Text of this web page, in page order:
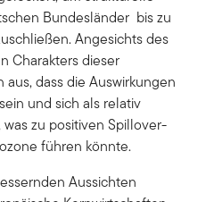
Bundesländer bis zu
Angesichts des
Charakters dieser
dass die Auswirkungen
und sich als relativ
zu positiven Spillover-
führen könnte.
Aussichten